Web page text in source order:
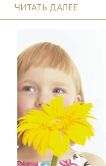
ЧИТАТЬ ДАЛЕЕ